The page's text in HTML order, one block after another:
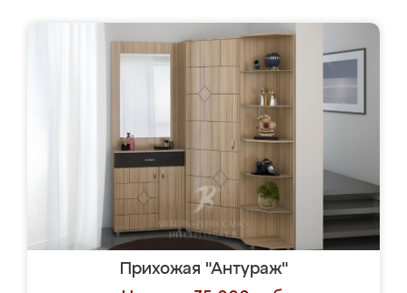
Прихожая "Антураж"